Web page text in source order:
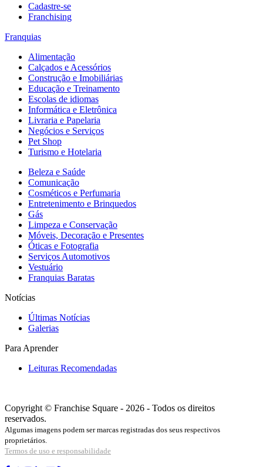
Cadastre-se
Franchising
Franquias
Alimentação
Calçados e Acessórios
Construção e Imobiliárias
Educação e Treinamento
Escolas de idiomas
Informática e Eletrônica
Livraria e Papelaria
Negócios e Serviços
Pet Shop
Turismo e Hotelaria
Beleza e Saúde
Comunicação
Cosméticos e Perfumaria
Entretenimento e Brinquedos
Gás
Limpeza e Conservação
Móveis, Decoração e Presentes
Óticas e Fotografia
Serviços Automotivos
Vestuário
Franquias Baratas
Notícias
Últimas Notícias
Galerias
Para Aprender
Leituras Recomendadas
Copyright © Franchise Square - 2026 - Todos os direitos
reservados.
Algumas imagens podem ser marcas registradas dos seus respectivos
proprietários.
Termos de uso e responsabilidade